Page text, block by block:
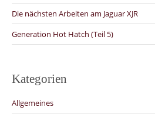
Die nächsten Arbeiten am Jaguar XJR
Generation Hot Hatch (Teil 5)
Kategorien
Allgemeines